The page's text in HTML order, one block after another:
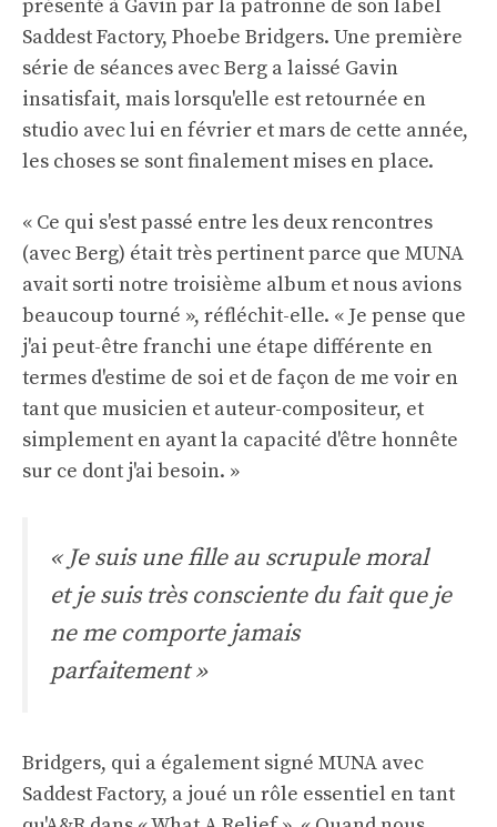
présenté à Gavin par la patronne de son label
Saddest Factory, Phoebe Bridgers. Une première
série de séances avec Berg a laissé Gavin
insatisfait, mais lorsqu'elle est retournée en
studio avec lui en février et mars de cette année,
les choses se sont finalement mises en place.
« Ce qui s'est passé entre les deux rencontres
(avec Berg) était très pertinent parce que MUNA
avait sorti notre troisième album et nous avions
beaucoup tourné », réfléchit-elle. « Je pense que
j'ai peut-être franchi une étape différente en
termes d'estime de soi et de façon de me voir en
tant que musicien et auteur-compositeur, et
simplement en ayant la capacité d'être honnête
sur ce dont j'ai besoin. »
« Je suis une fille au scrupule moral
et je suis très consciente du fait que je
ne me comporte jamais
parfaitement »
Bridgers, qui a également signé MUNA avec
Saddest Factory, a joué un rôle essentiel en tant